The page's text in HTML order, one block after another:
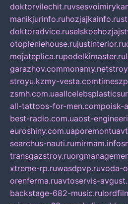
doktorvilechit.ru
manikjurinfo.ruhozjajkainfo.ru
doktoradvice.ru
otopleniehouse.rujustinterior.ru
mojateplica.rupodelkimaster.ru
garazhov.commonamy.net
stroyu.kzmy-vesta.com
zsmh.com.ua
all-tattoos-for-men.compoisk-
best-radio.com.uaost-
euroshiny.com.ua
searchus-nauti.rumirmam.info
transgazstroy.ru
xtreme-rp.ruwasdpvp.ruvoda-
orenferma.ruavtoservis-
backstage-682-music.ru